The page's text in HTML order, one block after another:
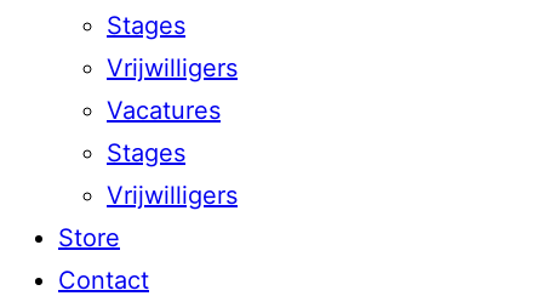
Stages
Vrijwilligers
Vacatures
Stages
Vrijwilligers
Store
Contact